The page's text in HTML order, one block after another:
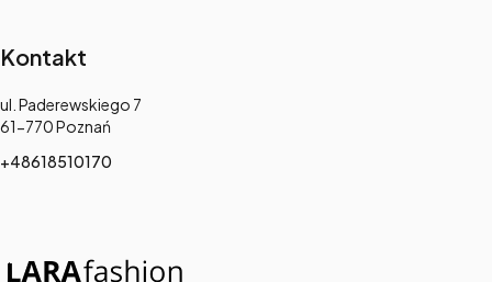
Kontakt
Adres:
ul. Paderewskiego 7
61-770 Poznań
+48618510170